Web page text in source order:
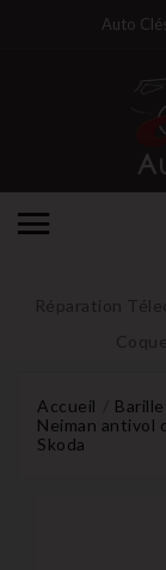
Auto
Réparation
Accueil
Neiman antivol
Skoda